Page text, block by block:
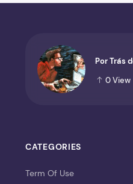
Por Trás
0View
CATEGORIES
Term Of Use